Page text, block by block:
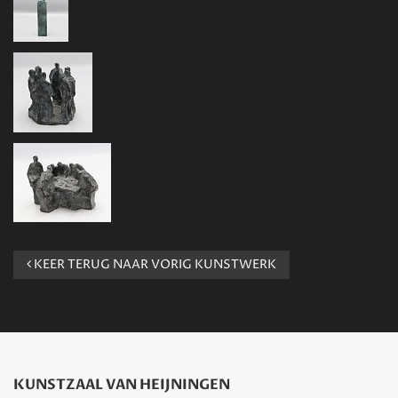
KEER TERUG NAAR VORIG KUNSTWERK
KUNSTZAAL VAN HEIJNINGEN